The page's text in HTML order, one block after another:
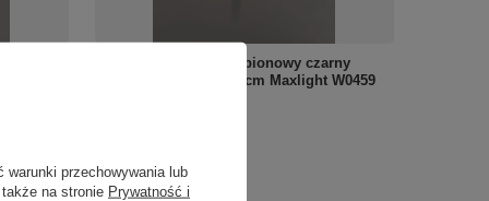
Elewacyjny podłużny pionowy czarny
kinkiet LED 3000K 101cm Maxlight W0459
warunki przechowywania lub
na stronie Prywatność i